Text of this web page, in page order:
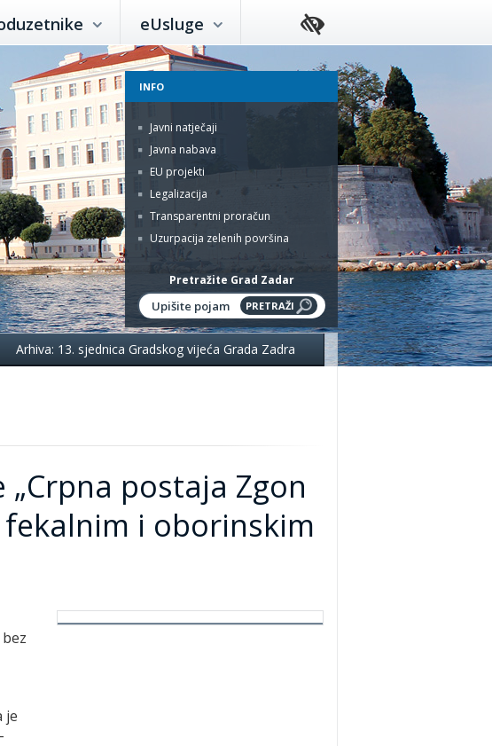
eUsluge
INFO
Javni natječaji
Javna nabava
EU projekti
Legalizacija
Transparentni proračun
Uzurpacija zelenih površina
Pretražite Grad Zadar
Arhiva: 13. sjednica Gradskog vijeća Grada Zadra
postaja Zgon
i oborinskim
je